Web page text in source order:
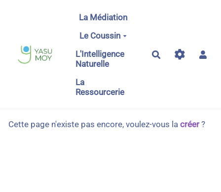
Aller au contenu principal
La Médiation
Le Coussin
L'Intelligence
Naturelle
La
Ressourcerie
Rechercher
Cette page n'existe pas encore, voulez-vous la créer?